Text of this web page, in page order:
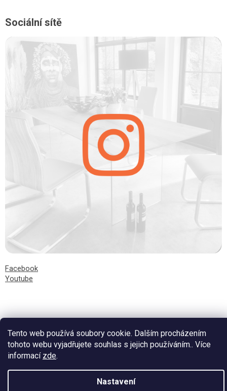
Tento web používá soubory cookie. Dalším procházením
tohoto webu vyjadřujete souhlas s jejich používáním.. Více
informací zde.
Nastavení
Sociální sítě
Facebook
Youtube
Vytvořil Shoptet